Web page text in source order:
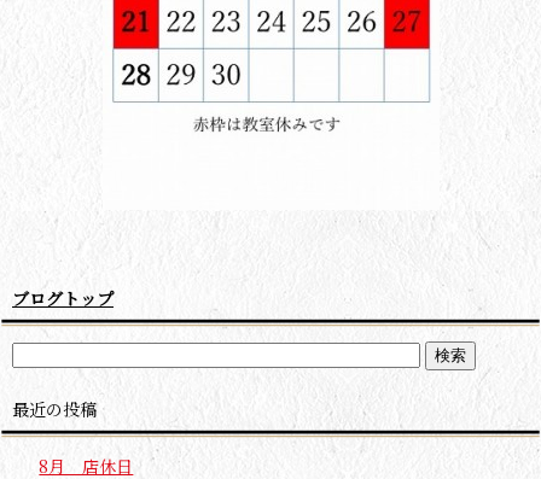
ブログトップ
最近の投稿
8月 店休日